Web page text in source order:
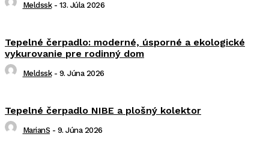
Meldssk - 13. Júla 2026
Tepelné čerpadlo: moderné, úsporné a ekologické
vykurovanie pre rodinný dom
Meldssk - 9. Júna 2026
Tepelné čerpadlo NIBE a plošný kolektor
MarianS - 9. Júna 2026